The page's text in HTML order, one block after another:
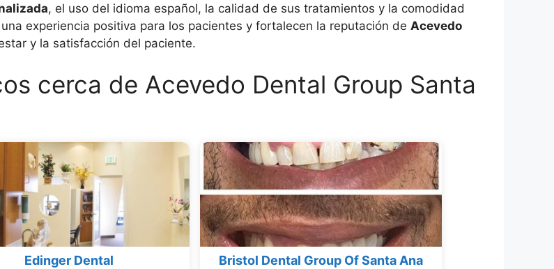
, el uso del idioma español, la calidad de sus tratamientos y la comodidad
experiencia positiva para los pacientes y fortalecen la reputación de Acevedo
y la satisfacción del paciente.
cerca de Acevedo Dental Group Santa
Edinger Dental Bristol Dental Group Of Santa Ana